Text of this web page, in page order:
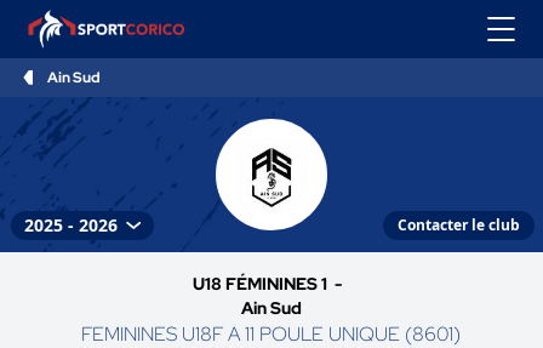
Ain Sud
Contacter le club
U18 FÉMININES 1 -
Ain Sud
FEMININES U18F A 11 POULE UNIQUE (8601)